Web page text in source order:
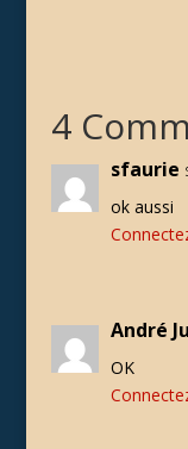
4
sfaurie
ok aussi
André
OK